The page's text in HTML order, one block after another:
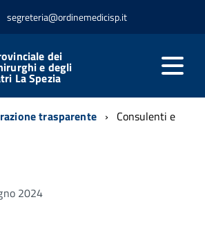
segreteria@ordinemedicisp.it
dei
e degli
La Spezia
trasparente Consulenti e
2024